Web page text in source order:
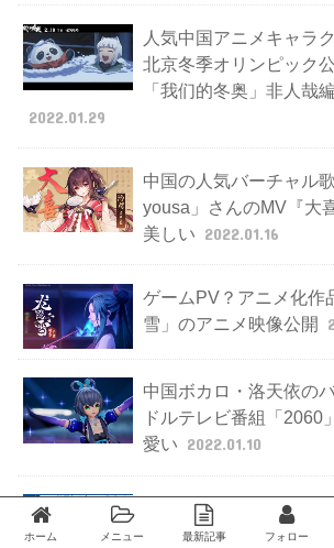
人気中国アニメキャラ
北京冬季オリンピック
「我们的冬奥」非人哉
2022.01.29
中国の人気バーチャル
yousa」さんのMV『大
美しい 2022.01.16
ゲームPV？アニメ化作
雪」のアニメ映像公開
中国ボカロ・洛天依の
ドルテレビ番組「2060
愛い 2022.01.10
台湾の電脳擬人化企画
Vtuber「平平子 Padko
ホーム メニュー 最新記事 フォロー
Twitter